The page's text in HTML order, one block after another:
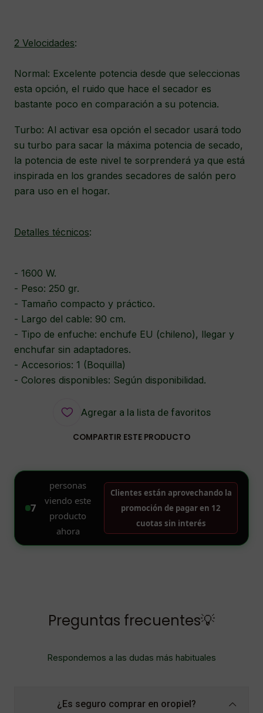
2 Velocidades:
Normal: Excelente potencia desde que seleccionas
esta opción, el ruido que hace el secador es
bastante poco en comparación a su potencia.
Turbo: Al activar esa opción el secador usará todo
su turbo para sacar la máxima potencia de secado,
la potencia de este nivel te sorprenderá ya que está
inspirada en los grandes secadores de salón pero
para uso en el hogar.
Detalles técnicos:
- 1600 W.
- Peso: 250 gr.
- Tamaño compacto y práctico.
- Largo del cable: 90 cm.
- Tipo de enfuche: enchufe EU (chileno), llegar y
enchufar sin adaptadores.
- Accesorios: 1 (Boquilla)
- Colores disponibles: Según disponibilidad.
Agregar a la lista de favoritos
COMPARTIR ESTE PRODUCTO
Preguntas frecuentes💡
Respondemos a las dudas más habituales
¿Es seguro comprar en oropiel?